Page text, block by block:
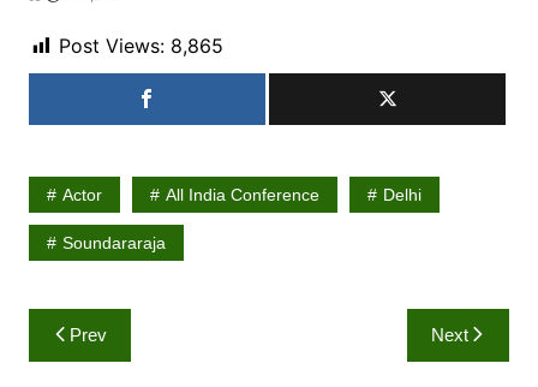
Post Views: 8,865
Actor All India Conference Delhi
Soundararaja
Post
navigation
Prev Next